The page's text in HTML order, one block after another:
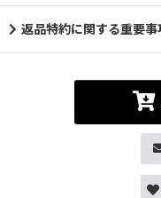
返品特約に関する重要事